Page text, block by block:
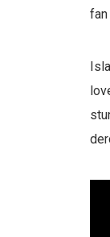
fan